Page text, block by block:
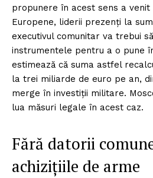
propunere în acest sens a venit
Europene, liderii prezenți la
executivul comunitar va trebui
instrumentele pentru a o pune
estimează că suma astfel
la trei miliarde de euro pe an,
merge în investiții militare.
lua măsuri legale în acest caz.
Fără datorii
achizițiile de arme